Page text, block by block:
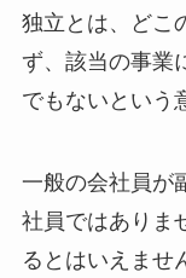
独立とは、どこ
ず、該当の事業
でもないという
一般の会社員が
社員ではありま
るとはいえませ